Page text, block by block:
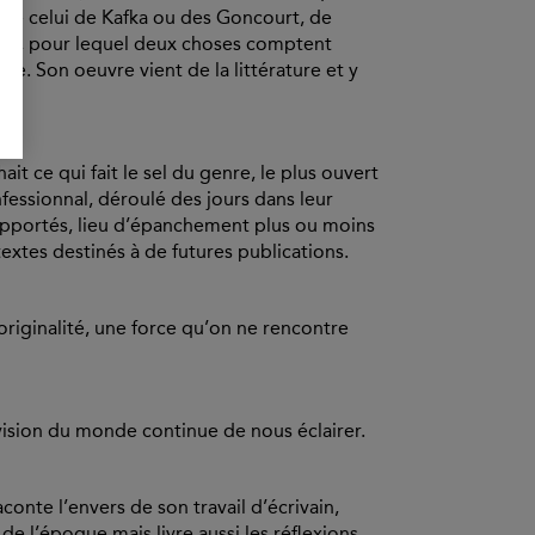
celui de Kafka ou des Goncourt, de
pour lequel deux choses comptent
Son oeuvre vient de la littérature et y
ce qui fait le sel du genre, le plus ouvert
déroulé des jours dans leur
lieu d’épanchement plus ou moins
destinés à de futures publications.
une force qu’on ne rencontre
du monde continue de nous éclairer.
l’envers de son travail d’écrivain,